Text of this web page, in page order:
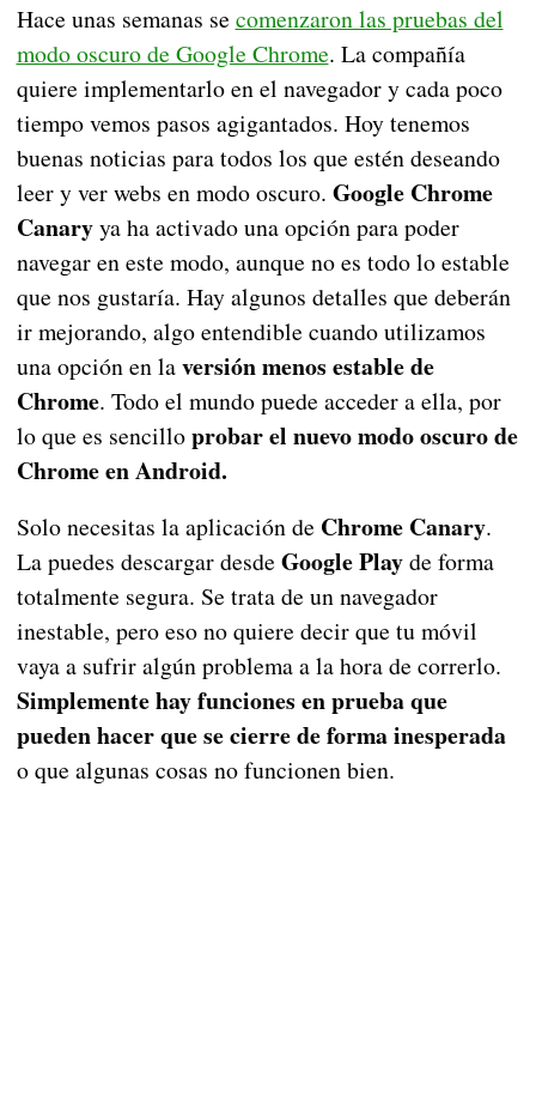
Hace unas semanas se comenzaron las pruebas del
modo oscuro de Google Chrome. La compañía
quiere implementarlo en el navegador y cada poco
tiempo vemos pasos agigantados. Hoy tenemos
buenas noticias para todos los que estén deseando
leer y ver webs en modo oscuro. Google Chrome
Canaryya ha activado una opción para poder
navegar en este modo, aunque no es todo lo estable
que nos gustaría. Hay algunos detalles que deberán
ir mejorando, algo entendible cuando utilizamos
una opción en laversión menos estable de
Chrome. Todo el mundo puede acceder a ella, por
lo que es sencilloprobar el nuevo modo oscuro de
Chrome en Android.
Solo necesitas la aplicación de Chrome Canary.
La puedes descargar desde Google Playde forma
totalmente segura. Se trata de un navegador
inestable, pero eso no quiere decir que tu móvil
vaya a sufrir algún problema a la hora de correrlo.
Simplemente hay funciones en prueba que
pueden hacer que se cierre de forma inesperada
o que algunas cosas no funcionen bien.